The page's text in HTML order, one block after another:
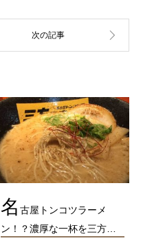
名 古屋トンコツラーメ
ン！？濃厚な一杯を三方…